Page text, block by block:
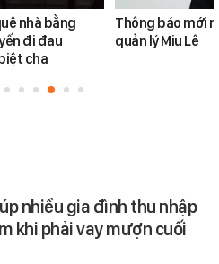
nhà bằng
đi đau
cha
Thông báo mới
quản lý Miu Lê
nhiều gia đình thu nhập
khi phải vay mượn cuối